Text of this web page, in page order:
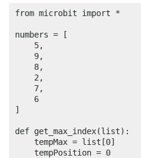
from microbit import *
numbers = [
]
def get_max_index(list):